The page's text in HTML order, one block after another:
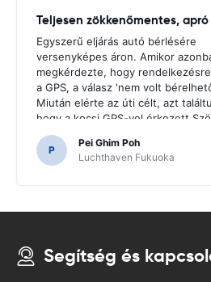
Egyszerű eljárás autó bérlésére
versenyképes áron. Amikor
megkérdezte, hogy
a GPS, a válasz 'nem volt
Miután elérte az úti célt, azt
hogy a kocsi GPS-vel
lenne, ha úgy döntöttünk, hogy
GPS-t vásárolunk, amire szükség
japán utak navigálásához.
P
Pei Ghim Poh
Luchthaven Fukuoka
Segítség és